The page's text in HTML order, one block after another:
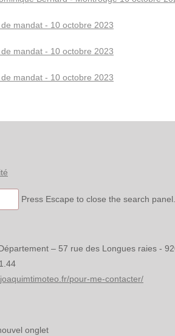
Press Escape to close the search panel.
– 57 rue des Longues raies -
pour-me-contacter/
onglet